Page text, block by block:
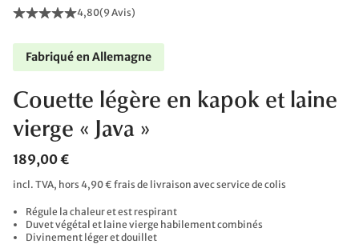
4,80(9 Avis)
Fabriqué en Allemagne
Couette légère en kapok et laine
vierge « Java »
189,00 €
incl. TVA, hors 4,90 € frais de livraison avec service de colis
Régule la chaleur et est respirant
Duvet végétal et laine vierge habilement combinés
Divinement léger et douillet